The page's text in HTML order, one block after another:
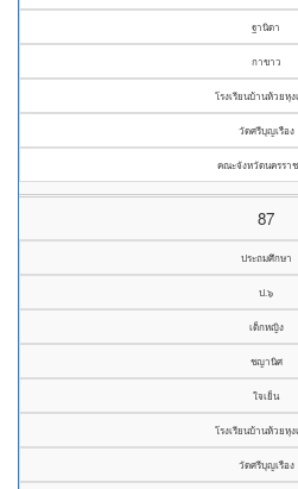
ฐานิดา
กาขาว
โรงเรียนบ้านห้วยหุง
วัดศรีบุญเรือง
คณะจังหวัดนครรา
87
ประถมศึกษา
ป.๖
เด็กหญิง
ชญานิศ
ใจเย็น
โรงเรียนบ้านห้วยหุง
วัดศรีบุญเรือง